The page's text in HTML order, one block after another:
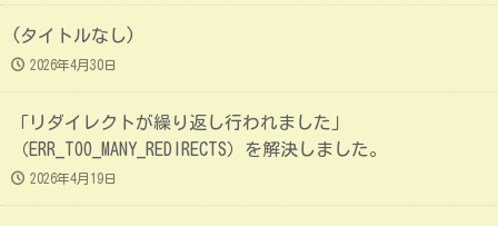
(タイトルなし)
2026年4月30日
「リダイレクトが繰り返し行われました」
（ERR_TOO_MANY_REDIRECTS）を解決しました。
2026年4月19日